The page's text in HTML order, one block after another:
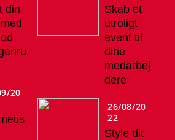
din
20
Skab et
utroligt
event til
dine
medarbej
dere
26/08/20
22
Style dit